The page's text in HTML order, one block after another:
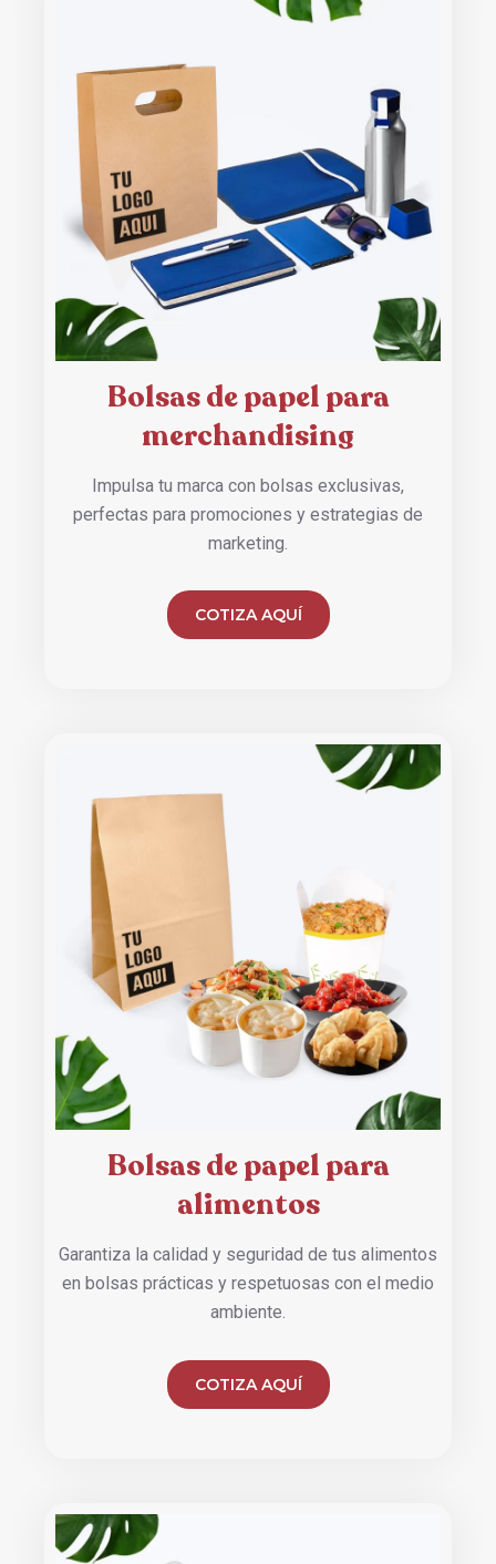
Bolsas de papel para
merchandising
Impulsa tu marca con bolsas exclusivas,
perfectas para promociones y estrategias de
marketing.
COTIZA AQUÍ
Bolsas de papel para
alimentos
Garantiza la calidad y seguridad de tus alimentos
en bolsas prácticas y respetuosas con el medio
ambiente.
COTIZA AQUÍ